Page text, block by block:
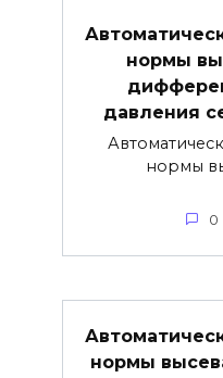
нормы
давления
нормы
0
нормы